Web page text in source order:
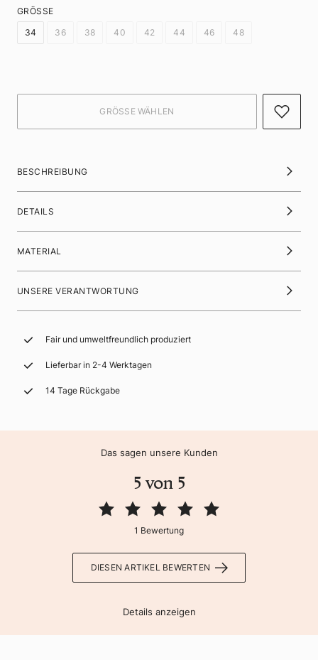
GRÖSSE
34
36 38 40 42 44 46 48
BESCHREIBUNG
DETAILS
MATERIAL
UNSERE VERANTWORTUNG
Fair und umweltfreundlich produziert
Lieferbar in 2-4 Werktagen
14 Tage Rückgabe
Das sagen unsere Kunden
5 von 5
1 Bewertung
DIESEN ARTIKEL BEWERTEN
Details anzeigen